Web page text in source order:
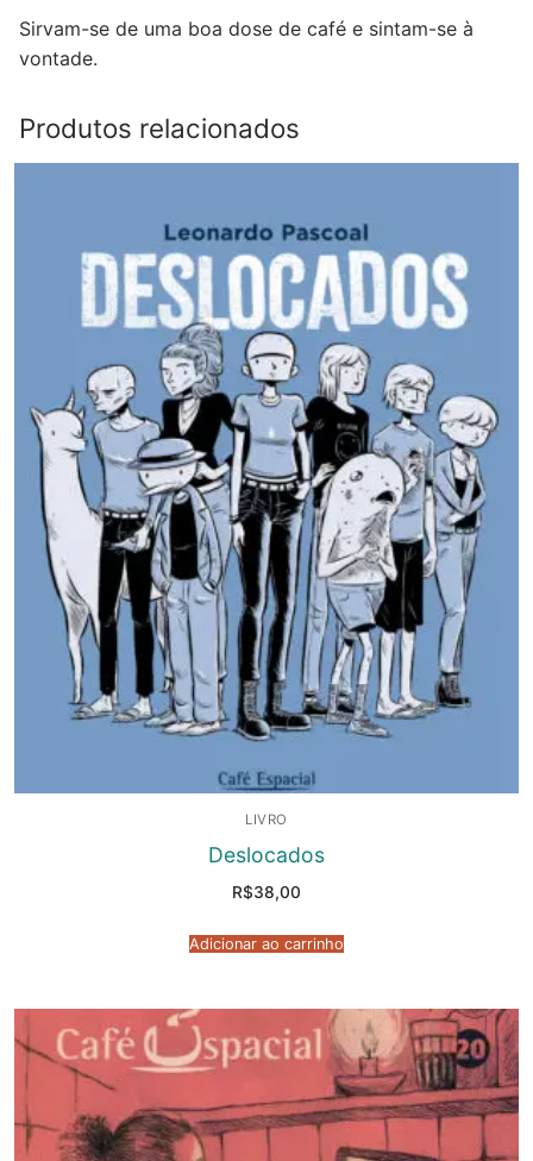
Sirvam-se de uma boa dose de café e sintam-se à
vontade.
Produtos relacionados
LIVRO
Deslocados
R$38,00
Adicionar ao carrinho